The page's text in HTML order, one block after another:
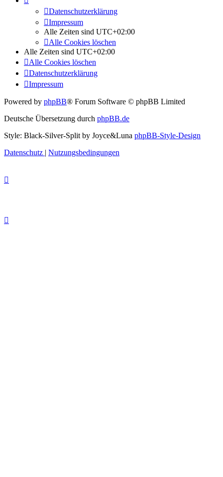
Datenschutzerklärung
Impressum
Alle Zeiten sind UTC+02:00
Alle Cookies löschen
Alle Zeiten sind UTC+02:00
Alle Cookies löschen
Datenschutzerklärung
Impressum
Powered by phpBB® Forum Software © phpBB Limited
Deutsche Übersetzung durch phpBB.de
Style: Black-Silver-Split by Joyce&Luna phpBB-Style-Design
Datenschutz | Nutzungsbedingungen